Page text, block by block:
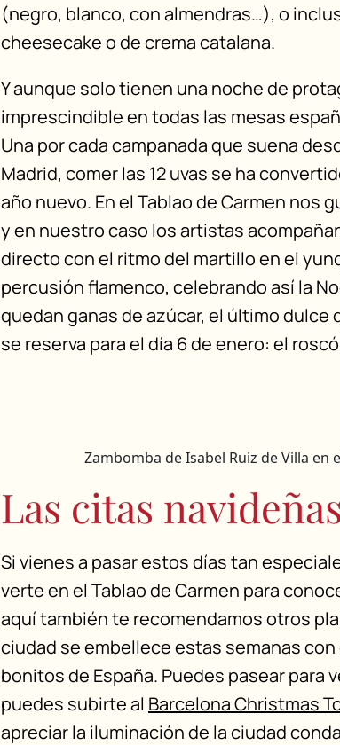
(negro, blanco, con almendras…), o
cheesecake o de crema catalana.
Y aunque solo tienen una noche de
imprescindible en todas las mesas
Una por cada campanada que suena
Madrid, comer las 12 uvas se ha
año nuevo. En el Tablao de Carmen nos
y en nuestro caso los artistas
directo con el ritmo del martillo en el
percusión flamenco, celebrando así la
quedan ganas de azúcar, el último dulce
se reserva para el día 6 de enero: el
Zambomba de Isabel Ruiz de Villa en
Las citas
Si vienes a pasar estos días tan
verte en el Tablao de Carmen para
aquí también te recomendamos otros
ciudad se embellece estas semanas
bonitos de España. Puedes pasear para
puedes subirte al Barcelona Christmas
apreciar la iluminación de la ciudad